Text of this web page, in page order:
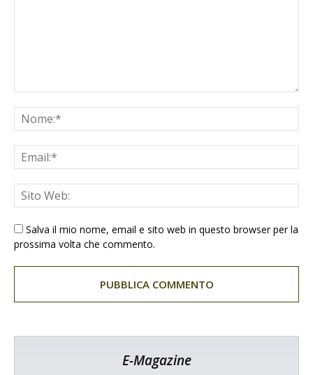
Salva il mio nome, email e sito web in questo browser per la
prossima volta che commento.
E-Magazine